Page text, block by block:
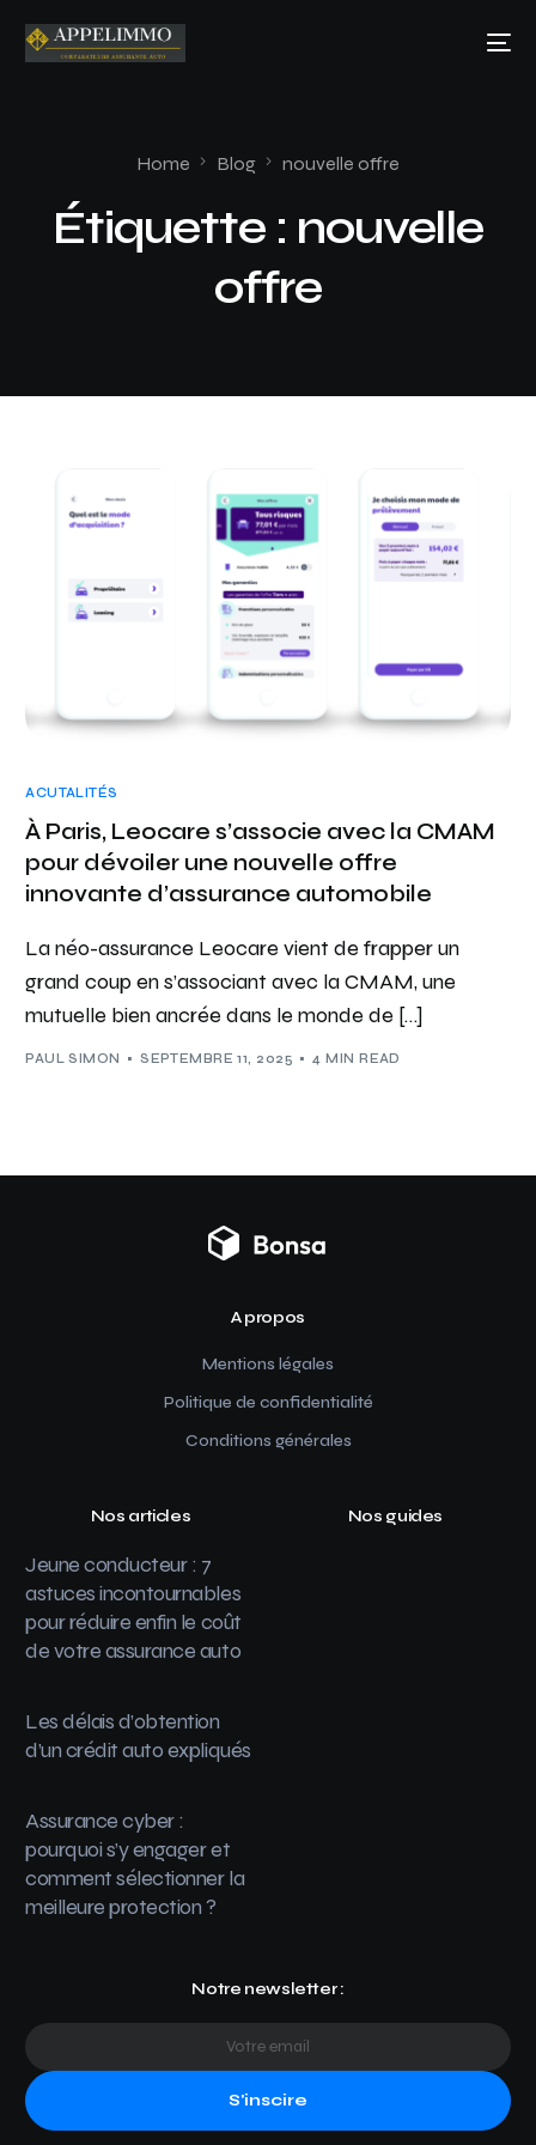
Home Blog nouvelle offre
Étiquette : nouvelle
offre
ACUTALITÉS
À Paris, Leocare s’associe avec la CMAM
pour dévoiler une nouvelle offre
innovante d’assurance automobile
La néo-assurance Leocare vient de frapper un
grand coup en s’associant avec la CMAM, une
mutuelle bien ancrée dans le monde de […]
PAUL SIMON SEPTEMBRE 11, 2025 4 MIN READ
A propos
Mentions légales
Politique de confidentialité
Conditions générales
Nos articles
Jeune conducteur : 7
astuces incontournables
pour réduire enfin le coût
de votre assurance auto
Les délais d’obtention
d’un crédit auto expliqués
Assurance cyber :
pourquoi s’y engager et
comment sélectionner la
meilleure protection ?
Nos guides
Notre newsletter :
S'inscire